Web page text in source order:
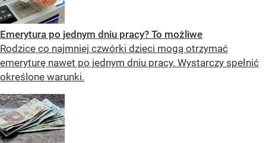
Emerytura po jednym dniu pracy? To możliwe
Rodzice co najmniej czwórki dzieci mogą otrzymać
emeryturę nawet po jednym dniu pracy. Wystarczy spełnić
określone warunki.